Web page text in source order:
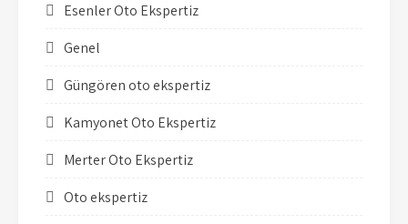
Esenler Oto Ekspertiz
Genel
Güngören oto ekspertiz
Kamyonet Oto Ekspertiz
Merter Oto Ekspertiz
Oto ekspertiz